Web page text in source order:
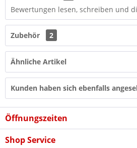
Bewertungen lesen, schreiben und
Zubehör 2
Ähnliche Artikel
Kunden haben sich ebenfalls
Öffnungszeiten
Shop Service